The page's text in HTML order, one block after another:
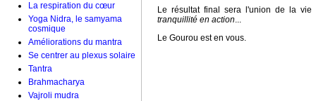
La respiration du cœur
Yoga Nidra, le samyama
cosmique
Améliorations du mantra
Se centrer au plexus solaire
Tantra
Brahmacharya
Vajroli mudra
Le résultat final sera l'union de la
tranquillité en action...
Le Gourou est en vous.